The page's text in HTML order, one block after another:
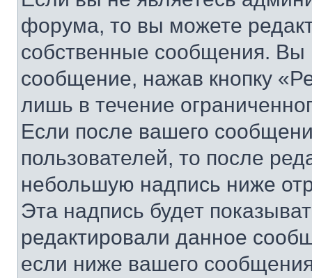
форума, то вы можете
собственные сообщения. Вы
сообщение, нажав кнопку
лишь в течение
Если после вашего
пользователей, то после
небольшую надпись ниже
Эта надпись будет
редактировали данное
если ниже вашего